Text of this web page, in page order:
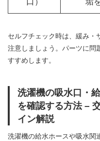
セルフチェック時は、緩み・
注意しましょう。パーツに問
すすめします。
洗濯機の吸水口・
を確認する方法 –
イン解説
洗濯機の給水ホースや吸水関